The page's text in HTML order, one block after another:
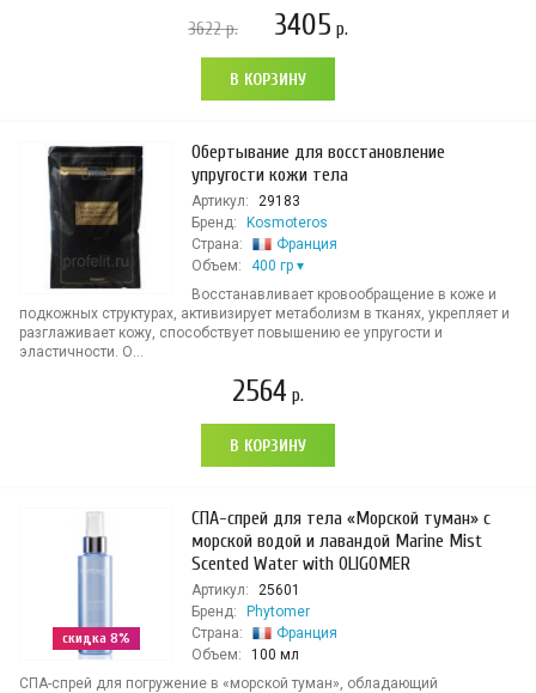
3622р. 3405 р.
В КОРЗИНУ
Обертывание для восстановление
упругости кожи тела
Артикул:
29183
Бренд:
Kosmoteros
Страна:
Франция
Объем:
400 гр
Восстанавливает кровообращение в коже и
подкожных структурах, активизирует метаболизм в тканях, укрепляет и
разглаживает кожу, способствует повышению ее упругости и
эластичности. О...
2564 р.
В КОРЗИНУ
скидка 8%
СПА-спрей для тела «Морской туман» с
морской водой и лавандой Marine Mist
Scented Water with OLIGOMER
Артикул:
25601
Бренд:
Phytomer
Страна:
Франция
Объем:
100 мл
СПА-спрей для погружение в «морской туман», обладающий